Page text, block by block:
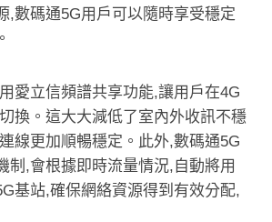
,數碼通5G用戶可以隨時享受穩定
愛立信頻譜共享功能,讓用戶在4G
換。這大大減低了室內外收訊不穩
線更加順暢穩定。此外,數碼通5G
制,會根據即時流量情況,自動將用
基站,確保網絡資源得到有效分配,